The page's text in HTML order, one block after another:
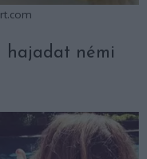
hajadat némi